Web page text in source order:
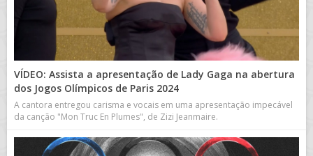
VÍDEO: Assista a apresentação de Lady Gaga na abertura
dos Jogos Olímpicos de Paris 2024
A cantora entregou carisma e vocais em uma apresentação impecável
da canção "Mon Truc En Plumes", de Zizi Jeanmaire.